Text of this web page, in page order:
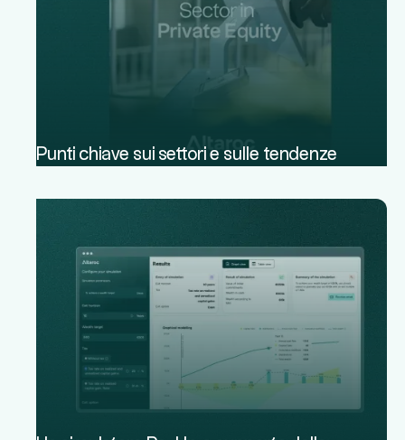
Punti chiave sui settori e sulle tendenze